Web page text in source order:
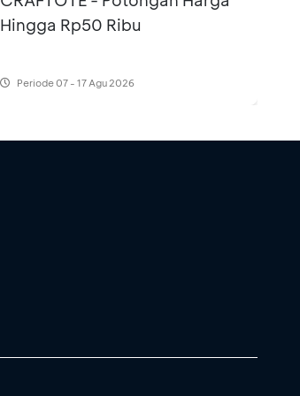
Hingga Rp50 Ribu
Periode07 - 17 Agu 2026